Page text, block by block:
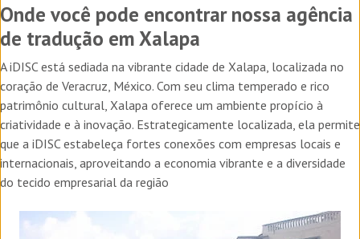
Onde você pode encontrar nossa agência
de tradução em Xalapa
A iDISC está sediada na vibrante cidade de Xalapa, localizada no
coração de Veracruz, México. Com seu clima temperado e rico
patrimônio cultural, Xalapa oferece um ambiente propício à
criatividade e à inovação. Estrategicamente localizada, ela permite
que a iDISC estabeleça fortes conexões com empresas locais e
internacionais, aproveitando a economia vibrante e a diversidade
do tecido empresarial da região